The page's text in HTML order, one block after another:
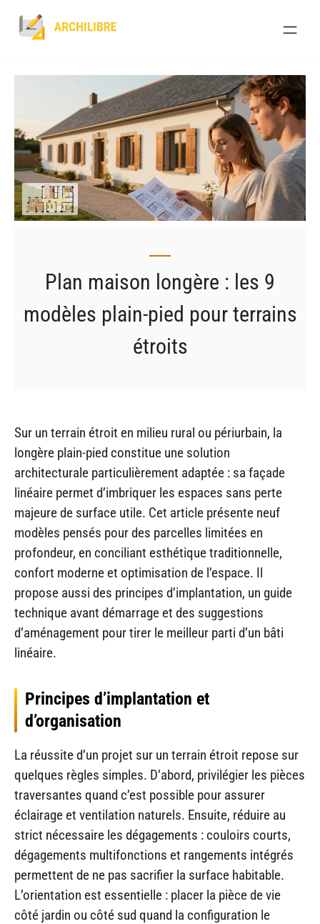
Plan maison longère : les 9
modèles plain-pied pour terrains
étroits
Sur un terrain étroit en milieu rural ou périurbain, la
longère plain-pied constitue une solution
architecturale particulièrement adaptée : sa façade
linéaire permet d’imbriquer les espaces sans perte
majeure de surface utile. Cet article présente neuf
modèles pensés pour des parcelles limitées en
profondeur, en conciliant esthétique traditionnelle,
confort moderne et optimisation de l’espace. Il
propose aussi des principes d’implantation, un guide
technique avant démarrage et des suggestions
d’aménagement pour tirer le meilleur parti d’un bâti
linéaire.
Principes d’implantation et
d’organisation
La réussite d’un projet sur un terrain étroit repose sur
quelques règles simples. D’abord, privilégier les pièces
traversantes quand c’est possible pour assurer
éclairage et ventilation naturels. Ensuite, réduire au
strict nécessaire les dégagements : couloirs courts,
dégagements multifonctions et rangements intégrés
permettent de ne pas sacrifier la surface habitable.
L’orientation est essentielle : placer la pièce de vie
côté jardin ou côté sud quand la configuration le